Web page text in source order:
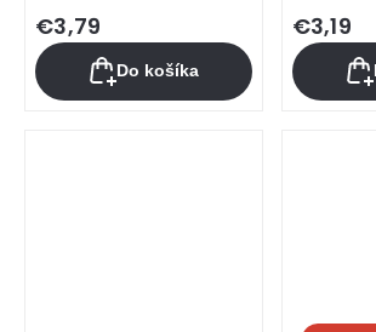
€3,79
Do košíka
€3,19